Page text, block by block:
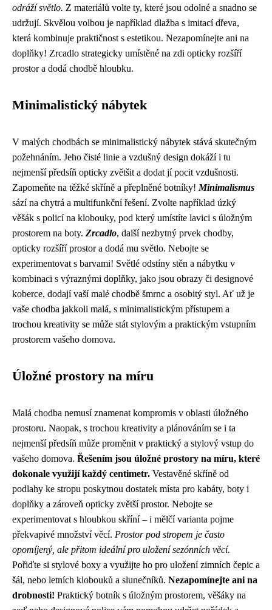
odráží světlo. Z materiálů volte ty, které jsou odolné a snadno se
udržují. Skvělou volbou je například dlažba s imitací dřeva,
která kombinuje praktičnost s estetikou. Nezapomínejte ani na
doplňky! Zrcadlo strategicky umístěné na zdi opticky rozšíří
prostor a dodá chodbě hloubku.
Minimalistický nábytek
V malých chodbách se minimalistický nábytek stává skutečným
požehnáním. Jeho čisté linie a vzdušný design dokáží i tu
nejmenší předsíň opticky zvětšit a dodat jí pocit vzdušnosti.
Zapomeňte na těžké skříně a přeplněné botníky! Minimalismus
sází na chytrá a multifunkční řešení. Zvolte například úzký
věšák s policí na klobouky, pod který umístíte lavici s úložným
prostorem na boty. Zrcadlo, další nezbytný prvek chodby,
opticky rozšíří prostor a dodá mu světlo. Nebojte se
experimentovat s barvami! Světlé odstíny stěn a nábytku v
kombinaci s výraznými doplňky, jako jsou obrazy či designové
koberce, dodají vaší malé chodbě šmrnc a osobitý styl. Ať už je
vaše chodba jakkoli malá, s minimalistickým přístupem a
trochou kreativity se může stát stylovým a praktickým vstupním
prostorem vašeho domova.
Úložné prostory na míru
Malá chodba nemusí znamenat kompromis v oblasti úložného
prostoru. Naopak, s trochou kreativity a plánováním se i ta
nejmenší předsíň může proměnit v praktický a stylový vstup do
vašeho domova. Řešením jsou úložné prostory na míru, které
dokonale využijí každý centimetr. Vestavěné skříně od
podlahy ke stropu poskytnou dostatek místa pro kabáty, boty i
doplňky a zároveň opticky zvětší prostor. Nebojte se
experimentovat s hloubkou skříní – i mělčí varianta pojme
překvapivé množství věcí. Prostor pod stropem je často
opomíjený, ale přitom ideální pro uložení sezónních věcí.
Pořiďte si stylové boxy a využijte ho pro uložení zimních čepic a
šál, nebo letních klobouků a slunečníků. Nezapomínejte ani na
drobnosti! Praktický botník s úložným prostorem, věšáky na